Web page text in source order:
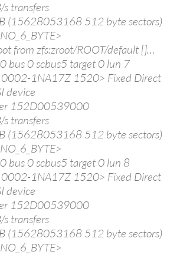
transfers
(15628053168 512 byte sectors)
from zfs:zroot/ROOT/default []…
bus 0 scbus5 target 0 lun 7
0002-1NA17Z 1520> Fixed Direct
device
152D00539000
transfers
(15628053168 512 byte sectors)
bus 0 scbus5 target 0 lun 8
0002-1NA17Z 1520> Fixed Direct
device
152D00539000
transfers
(15628053168 512 byte sectors)